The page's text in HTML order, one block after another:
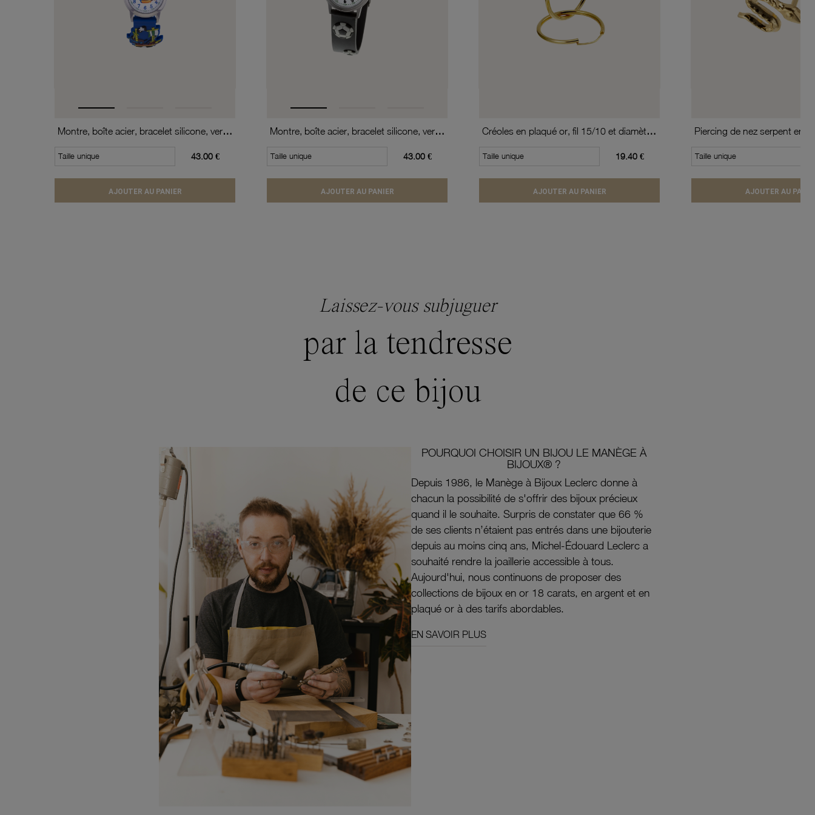
Montre, boîte acier, bracelet silicone, verre minéral, kids
Taille unique 43.00 €
AJOUTER AU PANIER
Montre, boîte acier, bracelet silicone, verre minéral, kids
Taille unique 43.00 €
AJOUTER AU PANIER
Créoles en plaqué or, fil 15/10 et diamètre 20 mm
Taille unique 19.40 €
AJOUTER AU PANIER
Piercing de nez serpent en
Taille unique
AJOUTER AU
Laissez-vous subjuguer
par la tendresse
de ce bijou
POURQUOI CHOISIR UN BIJOU LE MANÈGE À
BIJOUX® ?
Depuis 1986, le Manège à Bijoux Leclerc donne à
chacun la possibilité de s'offrir des bijoux précieux
quand il le souhaite. Surpris de constater que 66 %
de ses clients n’étaient pas entrés dans une bijouterie
depuis au moins cinq ans, Michel-Édouard Leclerc a
souhaité rendre la joaillerie accessible à tous.
Aujourd'hui, nous continuons de proposer des
collections de bijoux en or 18 carats, en argent et en
plaqué or à des tarifs abordables.
EN SAVOIR PLUS